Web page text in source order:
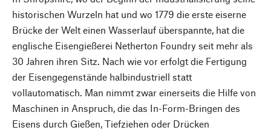
historischen Wurzeln hat und wo 1779 die erste eiserne
Brücke der Welt einen Wasserlauf überspannte, hat die
englische Eisengießerei Netherton Foundry seit mehr als
30 Jahren ihren Sitz. Nach wie vor erfolgt die Fertigung
der Eisengegenstände halbindustriell statt
vollautomatisch. Man nimmt zwar einerseits die Hilfe von
Maschinen in Anspruch, die das In-Form-Bringen des
Eisens durch Gießen, Tiefziehen oder Drücken